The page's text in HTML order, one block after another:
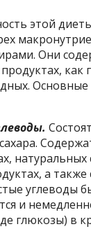
этой
Они
как
натуральных
а также
углеводы
и
глюкозы) в